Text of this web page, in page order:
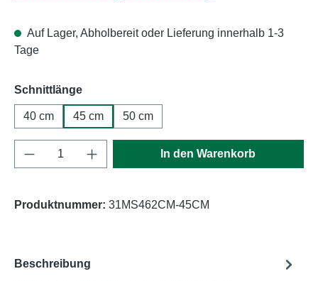
Auf Lager, Abholbereit oder Lieferung innerhalb 1-3
Tage
Schnittlängeauswählen
40 cm 45 cm 50 cm
Produkt Anzahl: Gib den gewünschten
In den Warenkorb
Produktnummer: 31MS462CM-45CM
Beschreibung